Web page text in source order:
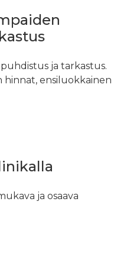
ja tarkastus.
hinnat, ensiluokkainen
ja osaava